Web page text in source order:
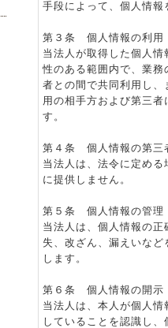
手段によって、個人情報
第３条 個人情報の利用
当法人が取得した個人
性のある範囲内で、業
者との間で共同利用し、
用の相手方および第三
す。
第４条 個人情報の第三
当法人は、法令に定め
に提供しません。
第５条 個人情報の管理
当法人は、個人情報の
失、改ざん、漏えいな
します。
第６条 個人情報の開示
当法人は、本人が個人
していることを認識し